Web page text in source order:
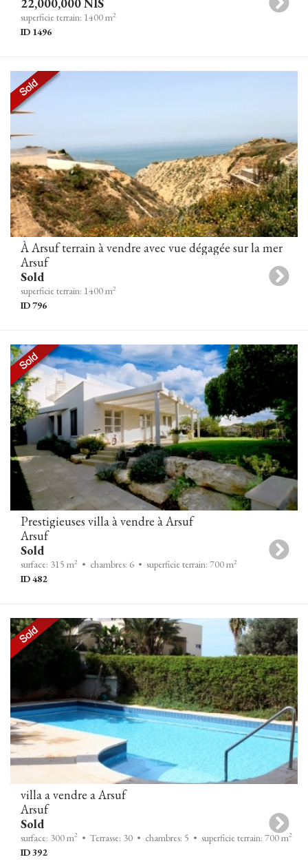
22,000,000 NIS
superficie terrain: 1400 m2
ID 1496
À Arsuf terrain à vendre avec vue dégagée sur la mer
Arsuf
Sold
superficie terrain: 1400 m2
ID 796
Prestigieuses villa à vendre à Arsuf
Arsuf
Sold
surface: 315 m2 • chambres: 6 • superficie terrain: 700 m2
ID 482
villa a vendre a Arsuf
Arsuf
Sold
surface: 300 m2 • Terrasse: 30 • chambres: 5 • superficie terrain: 700 m2
ID 392